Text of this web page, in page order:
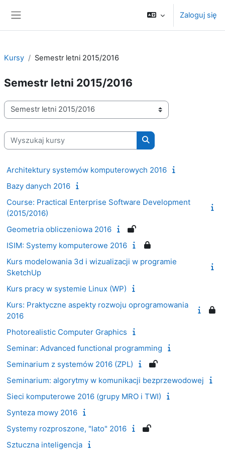
Zaloguj się
Kursy Semestr letni 2015/2016
Semestr letni 2015/2016
Kategorie kursów
Wyszukaj kursy
Wyszukaj kursy
Architektury systemów komputerowych 2016
Bazy danych 2016
Course: Practical Enterprise Software Development
(2015/2016)
Geometria obliczeniowa 2016
ISIM: Systemy komputerowe 2016
Kurs modelowania 3d i wizualizacji w programie
SketchUp
Kurs pracy w systemie Linux (WP)
Kurs: Praktyczne aspekty rozwoju oprogramowania
2016
Photorealistic Computer Graphics
Seminar: Advanced functional programming
Seminarium z systemów 2016 (ZPL)
Seminarium: algorytmy w komunikacji bezprzewodowej
Sieci komputerowe 2016 (grupy MRO i TWI)
Synteza mowy 2016
Systemy rozproszone, "lato" 2016
Sztuczna inteligencja